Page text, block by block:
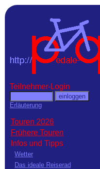
Teilnehmer-Login
Erläuterung
Touren 2026
Frühere Touren
Infos und Tipps
Wetter
Das ideale Reiserad